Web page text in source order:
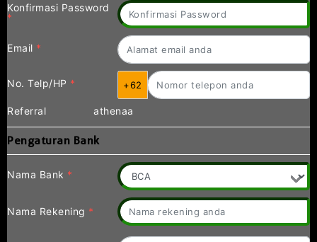
Konfirmasi Password
*
Email *
No. Telp/HP * +62
Referral athenaa
Pengaturan Bank
Nama Bank *
Nama Rekening *